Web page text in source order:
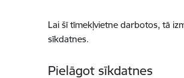
Lai šī tīmekļvietne darbotos, tā
sīkdatnes.
Pielāgot sīkdatnes